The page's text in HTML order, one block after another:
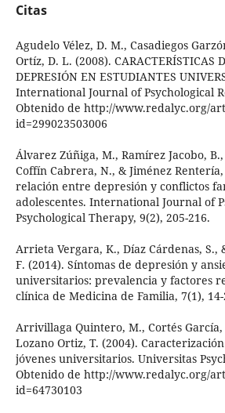
Citas
Agudelo Vélez, D. M., Casadiegos
Ortíz, D. L. (2008). CARACTERÍSTICAS
DEPRESIÓN EN ESTUDIANTES
International Journal of Psychological
Obtenido de http://www.redalyc.org/
id=299023503006
Álvarez Zúñiga, M., Ramírez Jacobo,
Coffín Cabrera, N., & Jiménez
relación entre depresión y conflictos
adolescentes. International Journal of
Psychological Therapy, 9(2), 205-216.
Arrieta Vergara, K., Díaz Cárdenas, S.,
F. (2014). Síntomas de depresión y
universitarios: prevalencia y factores
clínica de Medicina de Familia, 7(1), 14-
Arrivillaga Quintero, M., Cortés García,
Lozano Ortiz, T. (2004).
jóvenes universitarios. Universitas
Obtenido de http://www.redalyc.org/
id=64730103